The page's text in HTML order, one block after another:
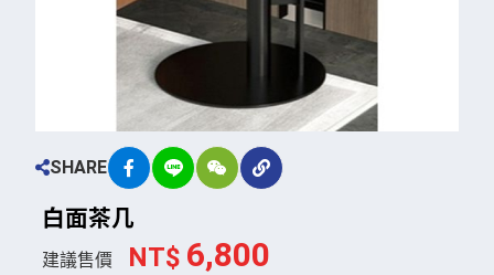
SHARE
白面茶几
建議售價 NT$ 6,800